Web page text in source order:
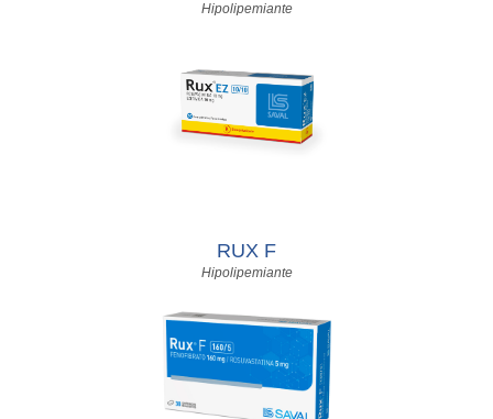
Hipolipemiante
RUX F
Hipolipemiante